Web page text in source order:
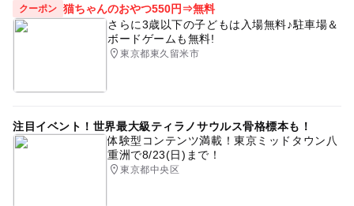
クーポン 猫ちゃんのおやつ550円⇒無料
さらに3歳以下の子どもは入場無料♪駐車場＆
ボードゲームも無料!
東京都東久留米市
注目イベント！世界最大級ティラノサウルス骨格標本も！
体験型コンテンツ満載！東京ミッドタウン八
重洲で8/23(日)まで！
東京都中央区